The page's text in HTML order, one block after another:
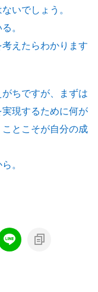
いでしょう。
。
えたらわかります
ちですが、まずは
現するために何が
とこそが自分の成
。